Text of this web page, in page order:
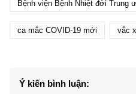
Bệnh viện Bệnh Nhiệt đới Trung
ca mắc COVID-19 mới vắc
Ý kiến bình luận: